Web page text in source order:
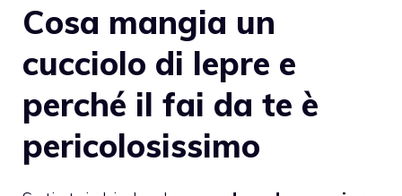
Cosa mangia un
cucciolo di lepre e
perché il fai da te è
pericolosissimo